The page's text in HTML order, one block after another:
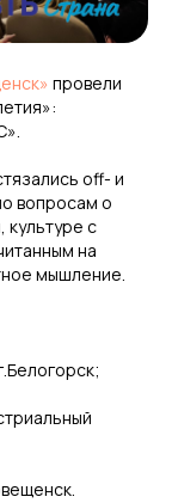
провели
off- и
вопросам о
культуре с
на
мышление.